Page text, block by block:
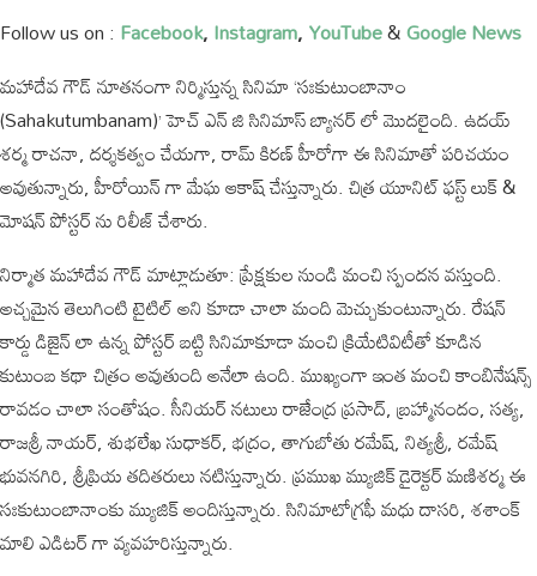
Follow us on : Facebook,Instagram,YouTube&Google News
మహాదేవ గౌడ్ నూతనంగా నిర్మిస్తున్న సినిమా ‘సఃకుటుంబానాం
(Sahakutumbanam)’ హెచ్ ఎన్ జి సినిమాస్ బ్యానర్ లో మొదలైంది. ఉదయ్
శర్మ రాచనా, దర్శకత్వం చేయగా, రామ్ కిరణ్ హీరోగా ఈ సినిమాతో పరిచయం
అవుతున్నారు, హీరోయిన్ గా మేఘ ఆకాష్ చేస్తున్నారు. చిత్ర యూనిట్ ఫస్ట్ లుక్ &
మోషన్ పోస్టర్ ను రిలీజ్ చేశారు.
నిర్మాత మహాదేవ గౌడ్ మాట్లాడుతూ: ప్రేక్షకుల నుండి మంచి స్పందన వస్తుంది.
అచ్చమైన తెలుగింటి టైటిల్ అని కూడా చాలా మంది మెచ్చుకుంటున్నారు. రేషన్
కార్డు డిజైన్ లా ఉన్న పోస్టర్ బట్టి సినిమాకూడా మంచి క్రియేటివిటీతో కూడిన
కుటుంబ కథా చిత్రం అవుతుంది అనేలా ఉంది. ముఖ్యంగా ఇంత మంచి కాంబినేషన్స్
రావడం చాలా సంతోషం. సీనియర్ నటులు రాజేంద్ర ప్రసాద్, బ్రహ్మానందం, సత్య,
రాజశ్రీ నాయర్, శుభలేఖ సుధాకర్, భద్రం, తాగుబోతు రమేష్, నిత్యశ్రీ, రమేష్
భువనగిరి, శ్రీప్రియ తదితరులు నటిస్తున్నారు. ప్రముఖ మ్యుజిక్ డైరెక్టర్ మణిశర్మ ఈ
సఃకుటుంబానాంకు మ్యుజిక్ అందిస్తున్నారు. సినిమాటోగ్రఫీ మధు దాసరి, శశాంక్
మాలి ఎడిటర్ గా వ్యవహరిస్తున్నారు.